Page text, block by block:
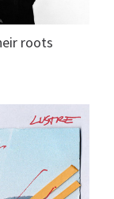
roots